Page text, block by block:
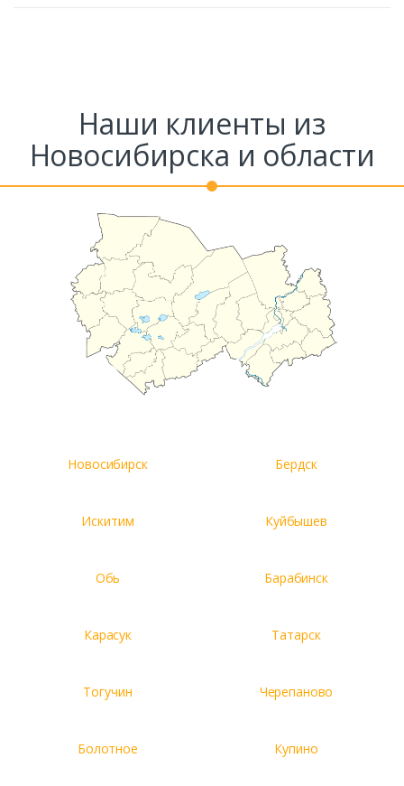
Наши клиенты из
Новосибирска и области
Новосибирск Бердск
Искитим Куйбышев
Обь Барабинск
Карасук Татарск
Тогучин Черепаново
Болотное Купино